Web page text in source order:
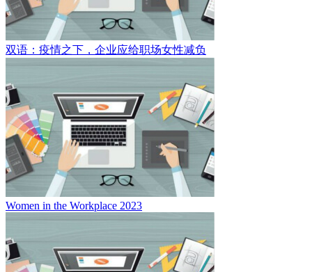
双语：疫情之下，企业应给职场女性减负
Women in the Workplace 2023